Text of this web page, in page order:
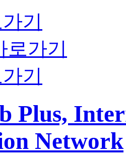
기
로가기
기
Plus,
Network